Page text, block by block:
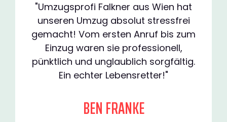
"Umzugsprofi Falkner aus Wien hat
unseren Umzug absolut stressfrei
gemacht! Vom ersten Anruf bis zum
Einzug waren sie professionell,
pünktlich und unglaublich sorgfältig.
Ein echter Lebensretter!"
BEN FRANKE